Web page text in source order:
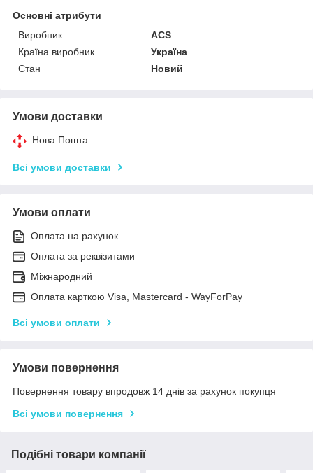
Основні атрибути
Виробник
ACS
Країна виробник
Україна
Стан
Новий
Умови доставки
Нова Пошта
Всі умови доставки
Умови оплати
Оплата на рахунок
Оплата за реквізитами
Міжнародний
Оплата карткою Visa, Mastercard - WayForPay
Всі умови оплати
Умови повернення
Повернення товару впродовж 14 днів за рахунок покупця
Всі умови повернення
Подібні товари компанії